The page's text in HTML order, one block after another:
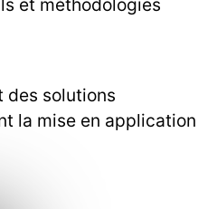
et méthodologies
des solutions
la mise en application